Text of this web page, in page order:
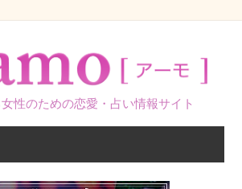
性のための恋愛・占い情報サイト